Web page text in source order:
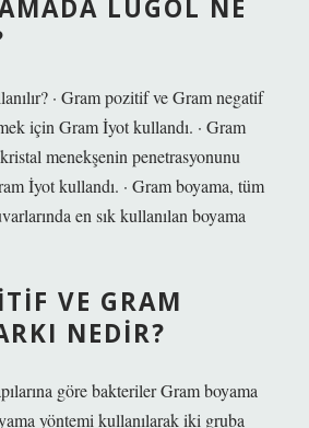
LUGOL NE
· Gram pozitif ve Gram negatif
için Gram İyot kullandı. · Gram
menekşenin penetrasyonunu
İyot kullandı. · Gram boyama, tüm
en sık kullanılan boyama
VE GRAM
NEDIR?
göre bakteriler Gram boyama
yöntemi kullanılarak iki gruba